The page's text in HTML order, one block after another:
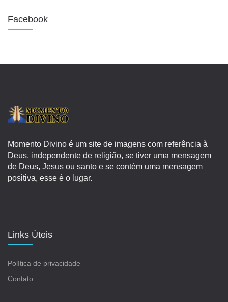
Facebook
Momento Divino é um site de imagens com referência à
Deus, independente de religião, se tiver uma mensagem
de Deus, Jesus ou santo e se contém uma mensagem
positiva, esse é o lugar.
Links Úteis
Política de privacidade
Contato